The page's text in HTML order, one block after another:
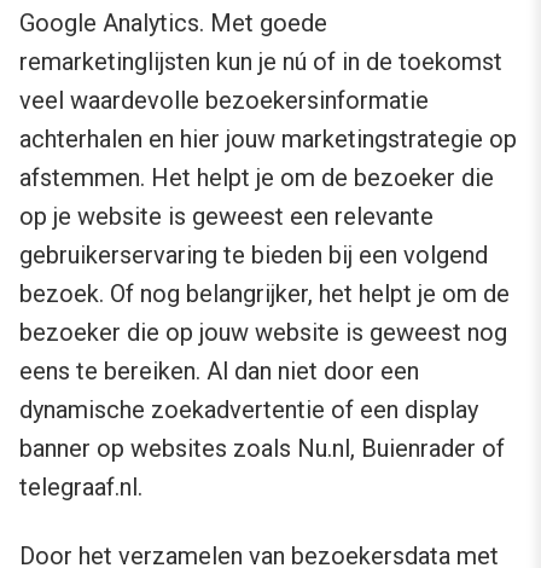
Google Analytics. Met goede
remarketinglijsten kun je nú of in de toekomst
veel waardevolle bezoekersinformatie
achterhalen en hier jouw marketingstrategie op
afstemmen. Het helpt je om de bezoeker die
op je website is geweest een relevante
gebruikerservaring te bieden bij een volgend
bezoek. Of nog belangrijker, het helpt je om de
bezoeker die op jouw website is geweest nog
eens te bereiken. Al dan niet door een
dynamische zoekadvertentie of een display
banner op websites zoals Nu.nl, Buienrader of
telegraaf.nl.
Door het verzamelen van bezoekersdata met